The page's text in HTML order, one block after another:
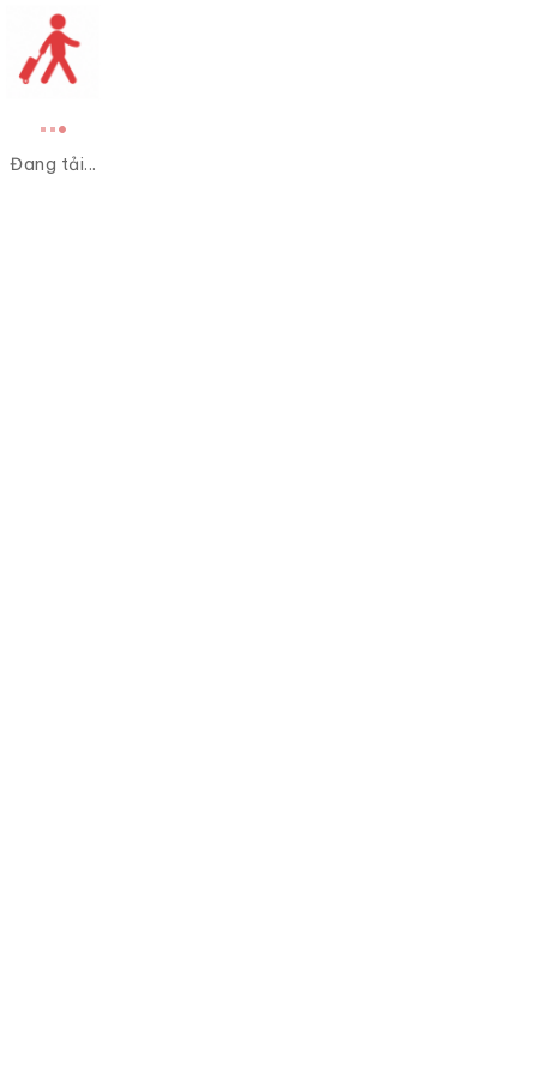
Đang tải...